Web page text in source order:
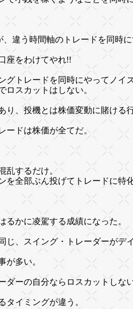
違う時間軸のトレードを同時
座をわけてやれ!!
トレードを同時にやってノイ
ロスカットはしない。
り、投機とは株価変動に賭け
ードは株価が全てだ。
乱するだけ。
を全部ぶん投げてトレードに特
かに凌駕する成績になった。
じ、スイング・トレーダーがデ
が多い。
ダーの自分ならロスカットしな
タイミングが違う。